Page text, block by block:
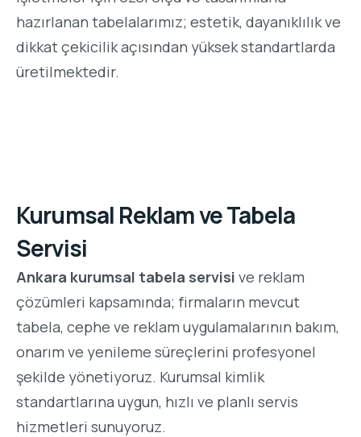
hazırlanan tabelalarımız; estetik, dayanıklılık ve
dikkat çekicilik açısından yüksek standartlarda
üretilmektedir.
Kurumsal Reklam ve Tabela
Servisi
Ankara kurumsal tabela servisi ve reklam
çözümleri kapsamında; firmaların mevcut
tabela, cephe ve reklam uygulamalarının bakım,
onarım ve yenileme süreçlerini profesyonel
şekilde yönetiyoruz. Kurumsal kimlik
standartlarına uygun, hızlı ve planlı servis
hizmetleri sunuyoruz.